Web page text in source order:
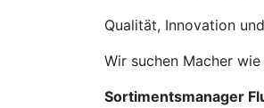
Qualität, Innovation
Wir suchen Macher wie
Sortimentsmanager